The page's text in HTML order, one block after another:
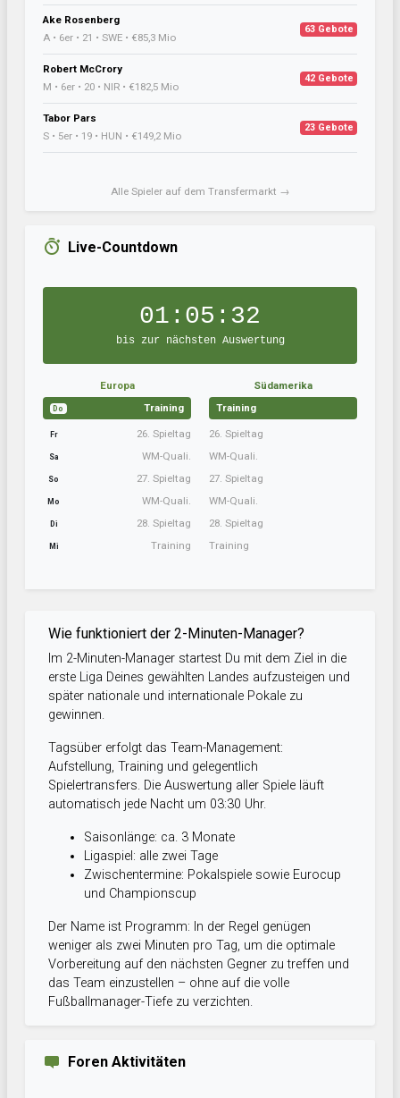
Ake Rosenberg
A • 6er • 21 • SWE • €85,3 Mio
63 Gebote
Robert McCrory
M • 6er • 20 • NIR • €182,5 Mio
42 Gebote
Tabor Pars
S • 5er • 19 • HUN • €149,2 Mio
23 Gebote
Alle Spieler auf dem Transfermarkt →
Live-Countdown
01:05:31
bis zur nächsten Auswertung
Europa
Do Training
Fr 26. Spieltag
Sa WM-Quali.
So 27. Spieltag
Mo WM-Quali.
Di 28. Spieltag
Mi Training
Südamerika
Training
26. Spieltag
WM-Quali.
27. Spieltag
WM-Quali.
28. Spieltag
Training
Wie funktioniert der 2-Minuten-Manager?
Im 2-Minuten-Manager startest Du mit dem Ziel in die
erste Liga Deines gewählten Landes aufzusteigen und
später nationale und internationale Pokale zu
gewinnen.
Tagsüber erfolgt das Team-Management:
Aufstellung, Training und gelegentlich
Spielertransfers. Die Auswertung aller Spiele läuft
automatisch jede Nacht um 03:30 Uhr.
Saisonlänge: ca. 3 Monate
Ligaspiel: alle zwei Tage
Zwischentermine: Pokalspiele sowie Eurocup
und Championscup
Der Name ist Programm: In der Regel genügen
weniger als zwei Minuten pro Tag, um die optimale
Vorbereitung auf den nächsten Gegner zu treffen und
das Team einzustellen – ohne auf die volle
Fußballmanager-Tiefe zu verzichten.
Foren Aktivitäten